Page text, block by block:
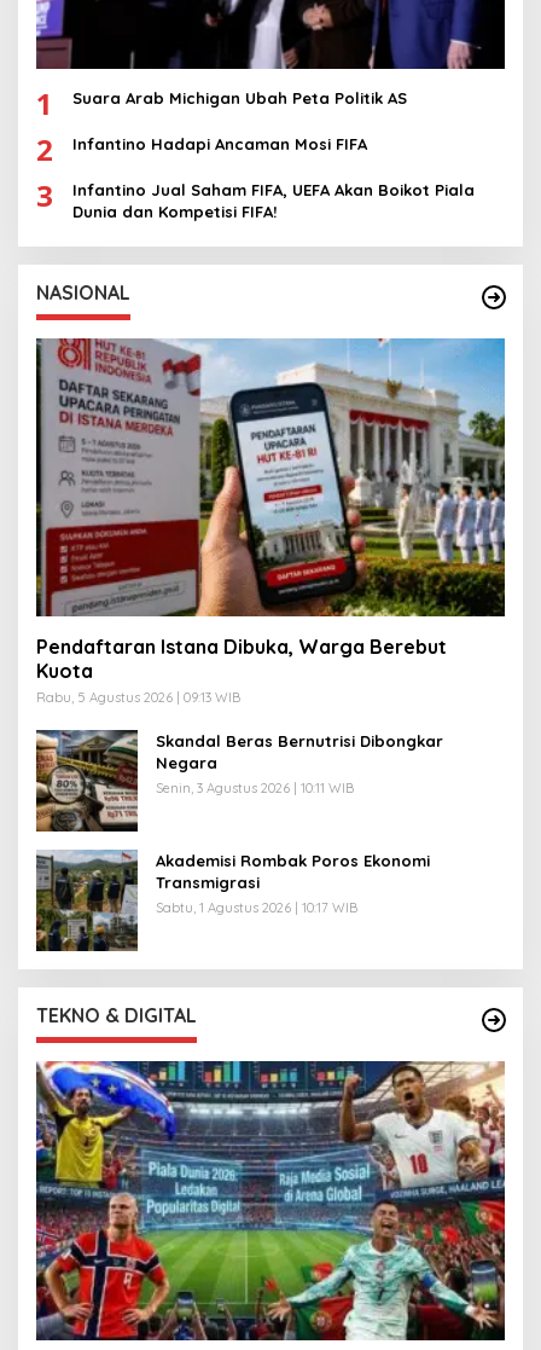
1 Suara Arab Michigan Ubah Peta Politik AS
2 Infantino Hadapi Ancaman Mosi FIFA
3
Infantino Jual Saham FIFA, UEFA Akan Boikot Piala
Dunia dan Kompetisi FIFA!
NASIONAL
Pendaftaran Istana Dibuka, Warga Berebut
Kuota
Rabu, 5 Agustus 2026 | 09:13 WIB
Skandal Beras Bernutrisi Dibongkar
Negara
Senin, 3 Agustus 2026 | 10:11 WIB
Akademisi Rombak Poros Ekonomi
Transmigrasi
Sabtu, 1 Agustus 2026 | 10:17 WIB
TEKNO & DIGITAL